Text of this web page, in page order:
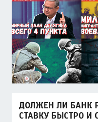
ДОЛЖЕН ЛИ БАНК
СТАВКУ БЫСТРО И